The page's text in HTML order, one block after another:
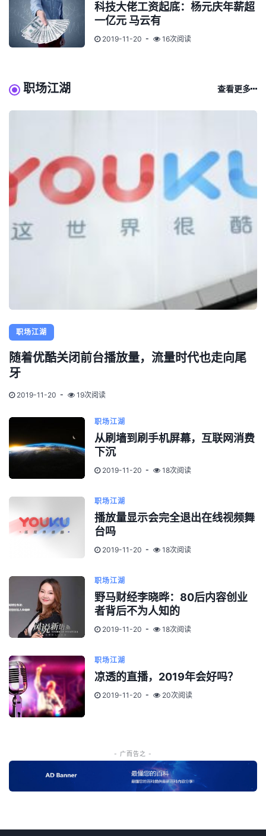
科技大佬工资起底：杨元庆年薪超
一亿元 马云有
2019-11-20 16次阅读
职场江湖 查看更多
职场江湖
随着优酷关闭前台播放量，流量时代也走向尾
牙
2019-11-20 19次阅读
职场江湖
从刷墙到刷手机屏幕，互联网消费
下沉
2019-11-20 18次阅读
职场江湖
播放量显示会完全退出在线视频舞
台吗
2019-11-20 18次阅读
职场江湖
野马财经李晓晔：80后内容创业
者背后不为人知的
2019-11-20 18次阅读
职场江湖
凉透的直播，2019年会好吗？
2019-11-20 20次阅读
- 广而告之 -